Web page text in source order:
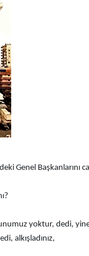
Genel Başkanlarını
yoktur, dedi, yine
alkışladınız,